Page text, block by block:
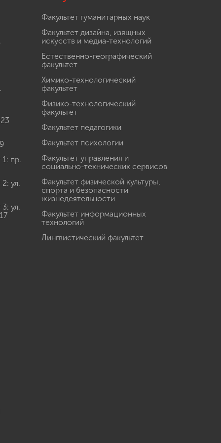
пр.
ул.
ул.
Факультет гуманитарных наук
Факультет дизайна, изящных
искусств и медиа-технологий
Естественно-географический
факультет
Химико-технологический
факультет
Физико-технологический
факультет
Факультет педагогики
Факультет психологии
Факультет управления и
социально-технических сервисов
Факультет физической культуры,
спорта и безопасности
жизнедеятельности
Факультет информационных
технологий
Лингвистический факультет